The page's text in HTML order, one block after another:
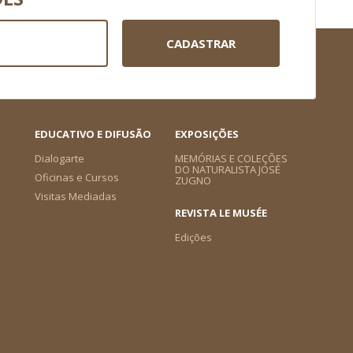
CADASTRAR
EDUCATIVO E DIFUSÃO
Dialogarte
Oficinas e Cursos
Visitas Mediadas
EXPOSIÇÕES
MEMÓRIAS E COLEÇÕES
DO NATURALISTA JOSÉ
ZUGNO
REVISTA LE MUSÉE
Edições